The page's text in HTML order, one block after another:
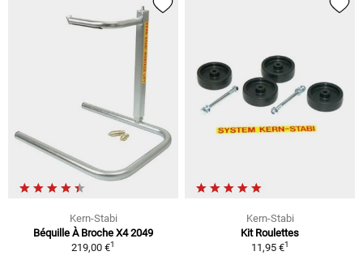
Kern-Stabi
Béquille À Broche X4 2049
219,00 €1
Kern-Stabi
Kit Roulettes
11,95 €1